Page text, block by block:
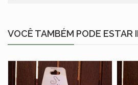
VOCÊ TAMBÉM PODE ESTAR